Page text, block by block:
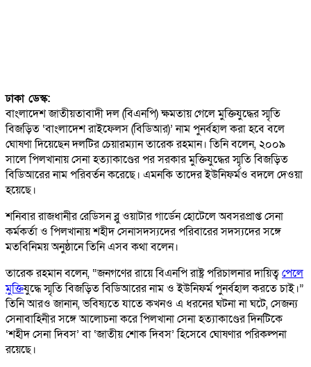
ঢাকা ডেস্ক:
বাংলাদেশ জাতীয়তাবাদী দল (বিএনপি) ক্ষমতায় গেলে মুক্তিযুদ্ধের স্মৃতি
বিজড়িত ‘বাংলাদেশ রাইফেলস (বিডিআর)’ নাম পুনর্বহাল করা হবে বলে
ঘোষণা দিয়েছেন দলটির চেয়ারম্যান তারেক রহমান। তিনি বলেন, ২০০৯
সালে পিলখানায় সেনা হত্যাকাণ্ডের পর সরকার মুক্তিযুদ্ধের স্মৃতি বিজড়িত
বিডিআরের নাম পরিবর্তন করেছে। এমনকি তাদের ইউনিফর্মও বদলে দেওয়া
হয়েছে।
শনিবার রাজধানীর রেডিসন ব্লু ওয়াটার গার্ডেন হোটেলে অবসরপ্রাপ্ত সেনা
কর্মকর্তা ও পিলখানায় শহীদ সেনাসদস্যদের পরিবারের সদস্যদের সঙ্গে
মতবিনিময় অনুষ্ঠানে তিনি এসব কথা বলেন।
তারেক রহমান বলেন, “জনগণের রায়ে বিএনপি রাষ্ট্র পরিচালনার দায়িত্বপেলে
মুক্তিযুদ্ধে স্মৃতি বিজড়িত বিডিআরের নাম ও ইউনিফর্ম পুনর্বহাল করতে চাই।”
তিনি আরও জানান, ভবিষ্যতে যাতে কখনও এ ধরনের ঘটনা না ঘটে, সেজন্য
সেনাবাহিনীর সঙ্গে আলোচনা করে পিলখানা সেনা হত্যাকাণ্ডের দিনটিকে
‘শহীদ সেনা দিবস’ বা ‘জাতীয় শোক দিবস’ হিসেবে ঘোষণার পরিকল্পনা
রয়েছে।